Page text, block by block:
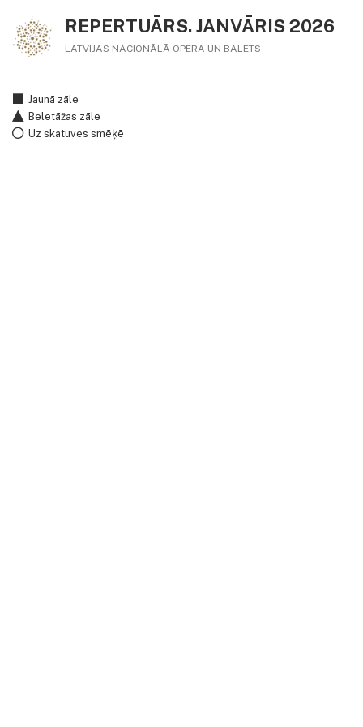
REPERTUĀRS. JANVĀRIS 2026
LATVIJAS NACIONĀLĀ OPERA UN BALETS
Jaunā zāle
Beletāžas zāle
Uz skatuves smēķē